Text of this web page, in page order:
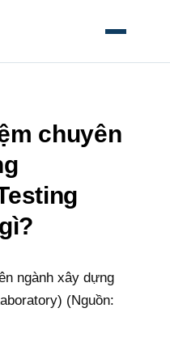
MỞ MENU
chuyên
ngành xây dựng
(Nguồn: